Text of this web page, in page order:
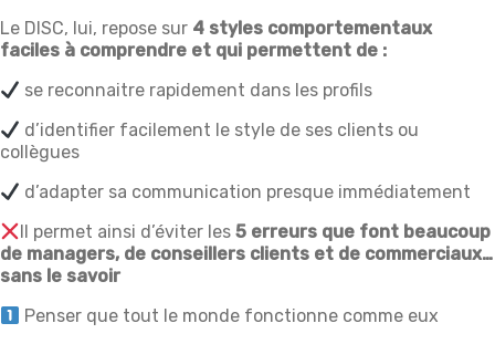
Le DISC, lui, repose sur 4 styles comportementaux
faciles à comprendre et qui permettent de :
se reconnaitre rapidement dans les profils
d’identifier facilement le style de ses clients ou
collègues
d’adapter sa communication presque immédiatement
Il permet ainsi d’éviter les5 erreurs que font beaucoup
de managers, de conseillers clients et de commerciaux…
sans le savoir
Penser que tout le monde fonctionne comme eux